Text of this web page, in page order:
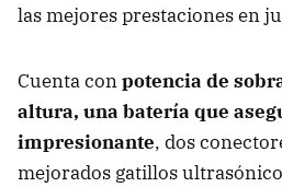
las mejores prestaciones en
Cuenta conpotencia de
altura, una batería que
impresionante, dos
mejorados gatillos